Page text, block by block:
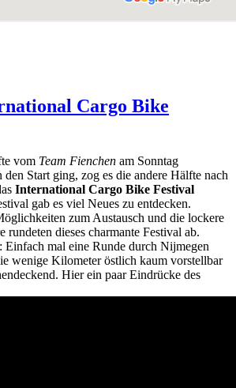
Cargo Bike
vom Team Fienchen am Sonntag
den Start ging, zog es die andere Hälfte nach
International Cargo Bike Festival
gab es viel Neues zu entdecken.
zum Austausch und die lockere
rundeten dieses charmante Festival ab.
Einfach mal eine Runde durch Nijmegen
wenige Kilometer östlich kaum vorstellbar
Hier ein paar Eindrücke des